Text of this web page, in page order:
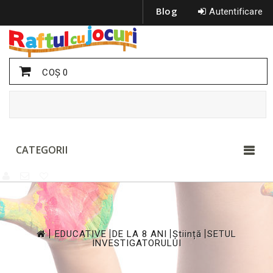
Autentificare
Blog
COŞ0
CATEGORII
>
EDUCATIVE
>
DE LA 8 ANI
Știință SETUL
INVESTIGATORULUI